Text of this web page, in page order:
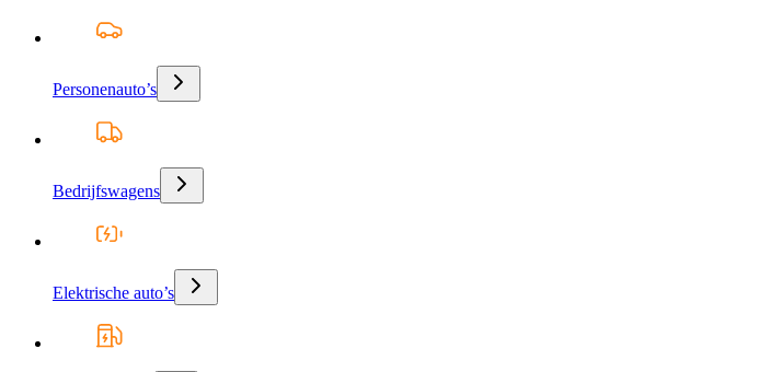
Personenauto’s
Bedrijfswagens
Elektrische auto’s